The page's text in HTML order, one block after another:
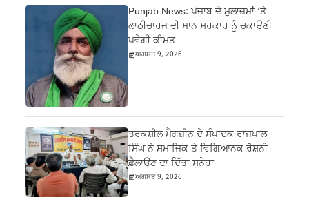
Punjab News: ਪੰਜਾਬ ਦੇ ਮੁਲਾਜ਼ਮਾਂ ‘ਤੇ
ਲਾਠੀਚਾਰਜ ਦੀ ਮਾਨ ਸਰਕਾਰ ਨੂੰ ਚੁਕਾਉਣੀ
ਪਵੇਗੀ ਕੀਮਤ
ਅਗਸਤ 9, 2026
ਤਰਕਸ਼ੀਲ ਮੈਗਜ਼ੀਨ ਦੇ ਸੰਪਾਦਕ ਰਾਜਪਾਲ
ਸਿੰਘ ਨੇ ਸਮਾਜਿਕ ਤੇ ਵਿਗਿਆਨਕ ਰੋਸ਼ਨੀ
ਫ਼ੈਲਾਉਣ ਦਾ ਦਿੱਤਾ ਸੁਨੇਹਾ
ਅਗਸਤ 9, 2026